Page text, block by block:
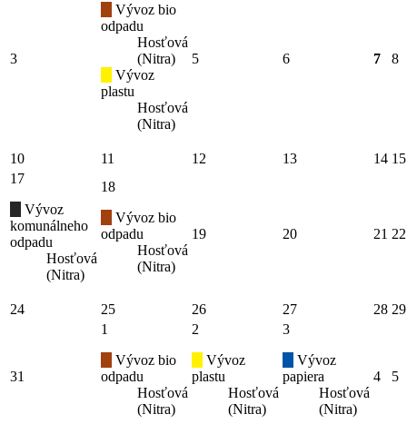
3
Vývoz bio
odpadu
Hosťová
(Nitra)
Vývoz
plastu
Hosťová
(Nitra)
5 6 7 8
10 11 12 13 14 15
17
Vývoz
komunálneho
odpadu
Hosťová
(Nitra)
18
Vývoz bio
odpadu
Hosťová
(Nitra)
19 20 21 22
24 25 26 27 28 29
31
1
Vývoz bio
odpadu
Hosťová
(Nitra)
2
Vývoz
plastu
Hosťová
(Nitra)
3
Vývoz
papiera
Hosťová
(Nitra)
4 5